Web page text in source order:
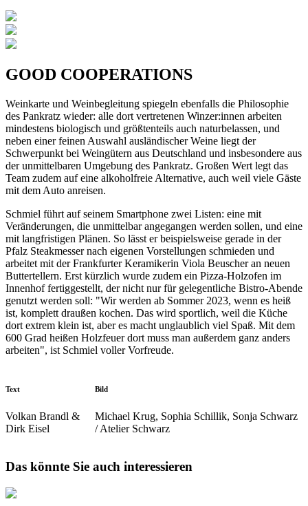
GOOD COOPERATIONS
Weinkarte und Weinbegleitung spiegeln ebenfalls die Philosophie
des Pankratz wieder: alle dort vertretenen Winzer:innen arbeiten
mindestens biologisch und größtenteils auch naturbelassen, und
neben einer feinen Auswahl ausländischer Weine liegt der
Schwerpunkt bei Weingütern aus Deutschland und insbesondere aus
der unmittelbaren Umgebung des Pankratz. Großen Wert legt das
Team zudem auf eine alkoholfreie Alternative, auch weil viele Gäste
mit dem Auto anreisen.
Schmiel führt auf seinem Smartphone zwei Listen: eine mit
Veränderungen, die unmittelbar angegangen werden sollen, und eine
mit langfristigen Plänen. So lässt er beispielsweise gerade in der
Pfalz Steakmesser nach eigenen Vorstellungen schmieden und
arbeitet mit der Frankfurter Keramikerin Viola Beuscher an neuen
Buttertellern. Erst kürzlich wurde zudem ein Pizza-Holzofen im
Innenhof fertiggestellt, der nicht nur für gelegentliche Bistro-Abende
genutzt werden soll: "Wir werden ab Sommer 2023, wenn es heiß
ist, komplett draußen kochen. Das wird sportlich, weil die Küche
dort extrem klein ist, aber es macht unglaublich viel Spaß. Mit dem
600 Grad heißen Holzfeuer dort muss man außerdem ganz anders
arbeiten", ist Schmiel voller Vorfreude.
Text
Volkan Brandl &
Dirk Eisel
Bild
Michael Krug, Sophia Schillik, Sonja Schwarz
/ Atelier Schwarz
Das könnte Sie auch interessieren